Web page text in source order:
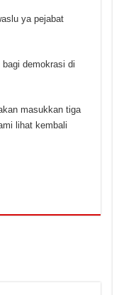
ya pejabat
demokrasi di
masukkan tiga
lihat kembali